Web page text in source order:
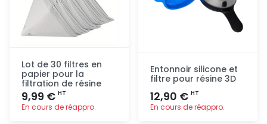
Lot de 30 filtres en
papier pour la
filtration de résine
9,99 € HT
En cours de réappro.
Entonnoir silicone et
filtre pour résine 3D
12,90 € HT
En cours de réappro.